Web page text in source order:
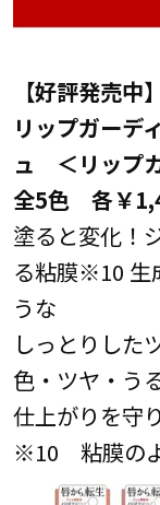
【好評発売
リップガーデ
ュ ＜リッ
全5色 各￥
塗ると変化！
る粘膜※10 生
うな
しっとりした
色・ツヤ・う
仕上がりを守
※10 粘膜の